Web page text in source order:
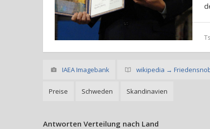
Ts
IAEA Imagebank wikipedia →
Preise Schweden Skandinavien
Antworten Verteilung nach Land